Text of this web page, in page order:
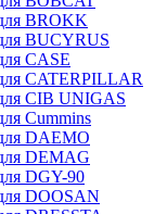
BROKK
BUCYRUS
CASE
CATERPILLAR
CIB UNIGAS
Cummins
DAEMO
DEMAG
DGY-90
DOOSAN